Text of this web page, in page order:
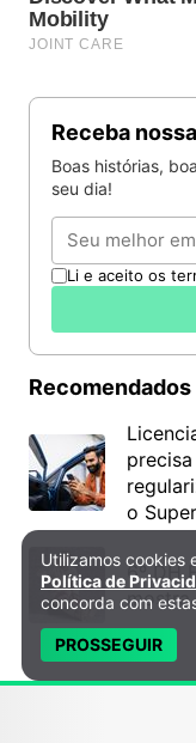
Receba
Boas histórias,
seu dia!
Email
Li e aceito os
Recomendados
o
6º DH
mostra
Política de
Utilizamos cookies
Política de
concorda com
PROSSEGUIR